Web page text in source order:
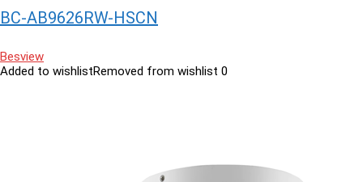
BC-AB9626RW-HSCN
Besview
Added to wishlistRemoved from wishlist 0